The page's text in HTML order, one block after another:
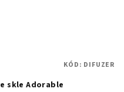
skle Adorable
KÓD: DIFUZER